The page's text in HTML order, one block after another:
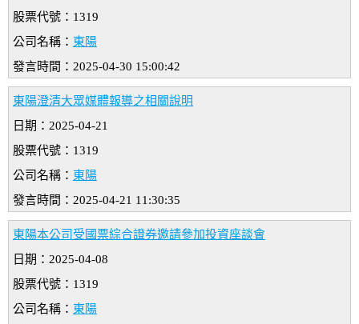
股票代號：1319
公司名稱： 東陽
發言時間：2025-04-30 15:00:42
東陽澄清大眾媒體報導之相關說明
日期：2025-04-21
股票代號：1319
公司名稱： 東陽
發言時間：2025-04-21 11:30:35
東陽本公司受國票綜合證券邀請參加投資座談會
日期：2025-04-08
股票代號：1319
公司名稱： 東陽